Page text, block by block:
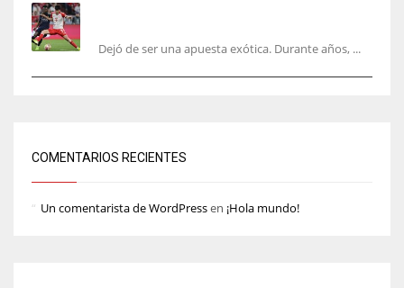
Dejó de ser una apuesta exótica. Durante años, ...
COMENTARIOS RECIENTES
Un comentarista de WordPressen ¡Hola mundo!